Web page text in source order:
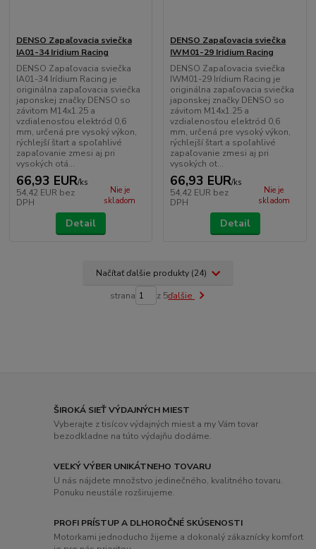
DENSO Zapaľovacia sviečka
IA01-34 Iridium Racing
DENSO Zapaľovacia sviečka
IA01-34 Irídium Racing je
originálna zapaľovacia sviečka
japonskej značky DENSO so
závitom M14x1.25 a
vzdialenosťou elektród 0,6
mm, určená pre vysoký výkon,
rýchlejší štart a spoľahlivé
zapaľovanie zmesi aj pri
vysokých otá...
66,93 EUR/ks
54,42 EUR bez
DPH
Nie je
skladom
Detail
DENSO Zapaľovacia sviečka
IWM01-29 Iridium Racing
DENSO Zapaľovacia sviečka
IWM01-29 Irídium Racing je
originálna zapaľovacia sviečka
japonskej značky DENSO so
závitom M14x1.25 a
vzdialenosťou elektród 0,6
mm, určená pre vysoký výkon,
rýchlejší štart a spoľahlivé
zapaľovanie zmesi aj pri
vysokých ot...
66,93 EUR/ks
54,42 EUR bez
DPH
Nie je
skladom
Detail
Načítať ďalšie produkty (24)
strana z 5ďalšie
ŠIROKÁ SIEŤ VÝDAJNÝCH MIEST
Vyberajte z tisícov výdajných miest a my Vám tovar
bezodkladne na túto výdajňu dodáme.
VEĽKÝ VÝBER UNIKÁTNEHO TOVARU
U nás nájdete množstvo jedinečného, ​​kvalitného tovaru.
Ponuku neustále rozširujeme.
PROFI PRÍSTUP A DLHOROČNÉ SKÚSENOSTI
Motorkami jednoducho žijeme a dokonalý zákaznícky komfort